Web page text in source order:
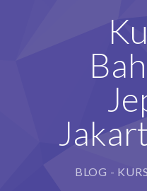
KONTAK KAMI
DAFTAR GURU
BLOG -